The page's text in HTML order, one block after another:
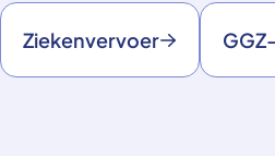
Ziekenvervoer